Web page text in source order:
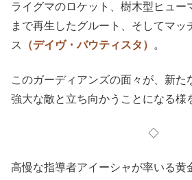
ライグマのロケット、樹木型ヒュー
まで再生したグルート、そしてマッ
ス
（デイヴ・バウティスタ） 。
このガーディアンズの面々が、新た
強大な敵と立ち向かうことになる様
◇
高慢な指導者アイーシャが率いる黄